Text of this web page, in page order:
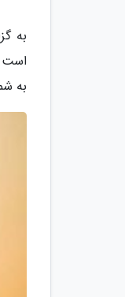
به
است.
به